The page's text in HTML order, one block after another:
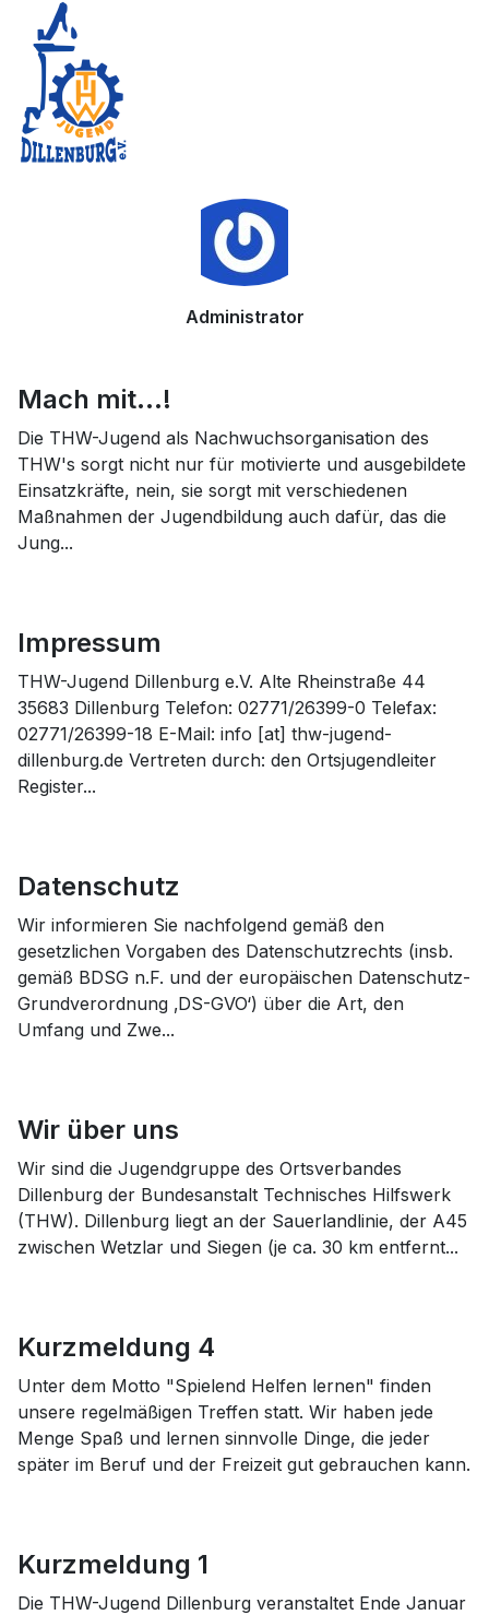
Administrator
Mach mit...!
Die THW-Jugend als Nachwuchsorganisation des
THW's sorgt nicht nur für motivierte und ausgebildete
Einsatzkräfte, nein, sie sorgt mit verschiedenen
Maßnahmen der Jugendbildung auch dafür, das die
Jung...
Impressum
THW-Jugend Dillenburg e.V. Alte Rheinstraße 44
35683 Dillenburg Telefon: 02771/26399-0 Telefax:
02771/26399-18 E-Mail: info [at] thw-jugend-
dillenburg.de Vertreten durch: den Ortsjugendleiter
Register...
Datenschutz
Wir informieren Sie nachfolgend gemäß den
gesetzlichen Vorgaben des Datenschutzrechts (insb.
gemäß BDSG n.F. und der europäischen Datenschutz-
Grundverordnung ‚DS-GVO‘) über die Art, den
Umfang und Zwe...
Wir über uns
Wir sind die Jugendgruppe des Ortsverbandes
Dillenburg der Bundesanstalt Technisches Hilfswerk
(THW). Dillenburg liegt an der Sauerlandlinie, der A45
zwischen Wetzlar und Siegen (je ca. 30 km entfernt...
Kurzmeldung 4
Unter dem Motto "Spielend Helfen lernen" finden
unsere regelmäßigen Treffen statt. Wir haben jede
Menge Spaß und lernen sinnvolle Dinge, die jeder
später im Beruf und der Freizeit gut gebrauchen kann.
Kurzmeldung 1
Die THW-Jugend Dillenburg veranstaltet Ende Januar